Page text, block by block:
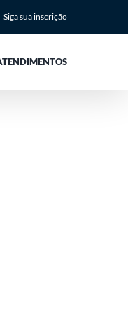
Siga sua inscrição